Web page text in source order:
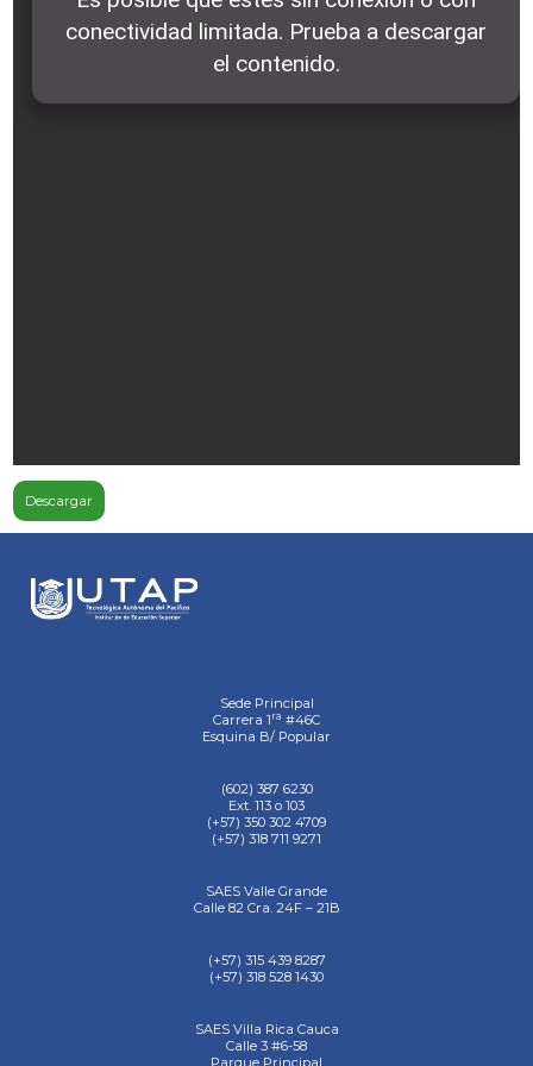
Descargar
Sede Principal
Carrera 1 ra #46C
Esquina B/ Popular
(602) 387 6230
Ext. 113 o 103
(+57) 350 302 4709
(+57) 318 711 9271
SAES Valle Grande
Calle 82 Cra. 24F – 21B
(+57) 315 439 8287
(+57) 318 528 1430
SAES Villa Rica Cauca
Calle 3 #6-58